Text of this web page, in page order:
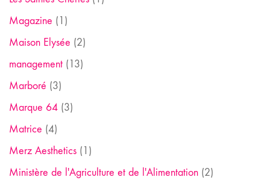
Magazine (1)
Maison Elysée (2)
management (13)
Marboré (3)
Marque 64 (3)
Matrice (4)
Merz Aesthetics (1)
Ministère de l'Agriculture et de l'Alimentation (2)